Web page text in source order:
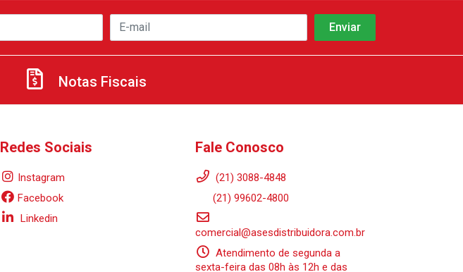
Notas Fiscais
Redes Sociais
Instagram
Facebook
Linkedin
Fale Conosco
(21) 3088-4848
(21) 99602-4800
comercial@asesdistribuidora.com.br
Atendimento de segunda a
sexta-feira das 08h às 12h e das